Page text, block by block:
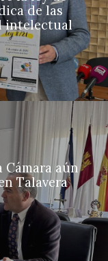
de las
intelectual
aún
Talavera